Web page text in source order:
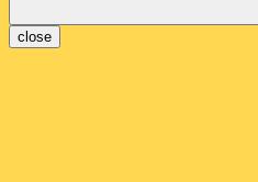
close